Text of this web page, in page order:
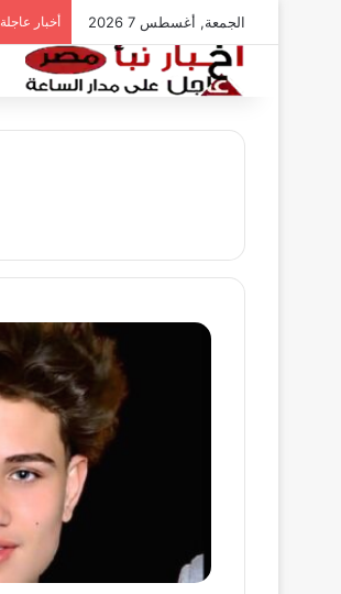
الجمعة, أغسطس 7 2026 أخبار عاجلة